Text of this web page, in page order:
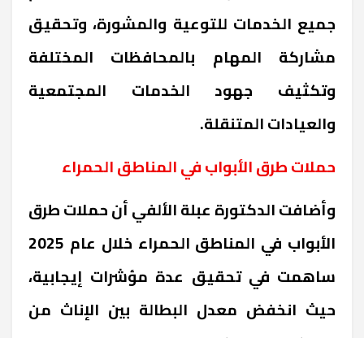
جميع الخدمات للتوعية والمشورة، وتحقيق
مشاركة المهام بالمحافظات المختلفة
وتكثيف جهود الخدمات المجتمعية
والعيادات المتنقلة.
حملات طرق الأبواب في المناطق الحمراء
وأضافت الدكتورة عبلة الألفي أن حملات طرق
الأبواب في المناطق الحمراء خلال عام 2025
ساهمت في تحقيق عدة مؤشرات إيجابية،
حيث انخفض معدل البطالة بين الإناث من